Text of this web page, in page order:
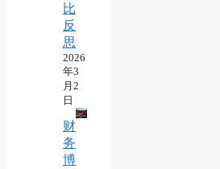
比
反
思
2026
年3
月2
日
财
务
博